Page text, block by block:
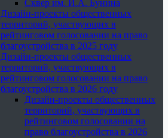
Сквер им. И.А. Бунина
Дизайн-проекты общественных
территорий, участвующих в
рейтинговом голосовании на право
благоустройства в 2025 году
Дизайн-проекты общественных
территорий, участвующих в
рейтинговом голосовании на право
благоустройства в 2026 году
Дизайн-проекты общественных
территорий, участвующих в
рейтинговом голосовании на
право благоустройства в 2026